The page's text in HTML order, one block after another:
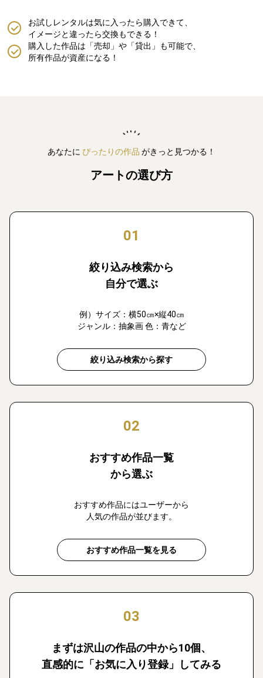
購入した作品は「売却」や「貸出」も可能で、
所有作品が資産になる！
お試しレンタルは気に入ったら購入できて、
イメージと違ったら交換もできる！
あなたに ぴったりの作品 がきっと見つかる！
アートの選び方
01
絞り込み検索から
自分で選ぶ
例）サイズ：横50㎝×縦40㎝
ジャンル：抽象画 色：青など
絞り込み検索から探す
02
おすすめ作品一覧
から選ぶ
おすすめ作品にはユーザーから
人気の作品が並びます。
おすすめ作品一覧を見る
03
まずは沢山の作品の中から10個、
直感的に「お気に入り登録」してみる